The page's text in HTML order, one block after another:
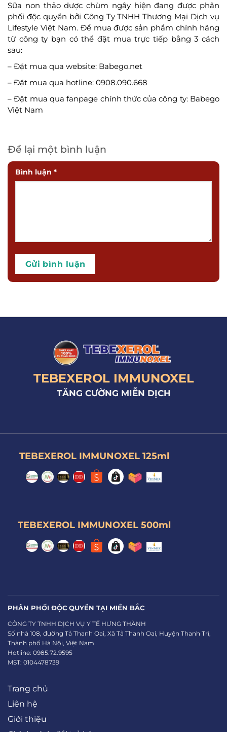
Sữa non thảo dược chùm ngây hiện đang được phân
phối độc quyền bởi Công Ty TNHH Thương Mại Dịch vụ
Lifestyle Việt Nam. Để mua được sản phẩm chính hãng
từ công ty bạn có thể đặt mua trực tiếp bằng 3 cách
sau:
– Đặt mua qua website: Babego.net
– Đặt mua qua hotline: 0908.090.668
– Đặt mua qua fanpage chính thức của công ty: Babego
Việt Nam
Để lại một bình luận
Bình luận *
TEBEXEROL IMMUNOXEL
TĂNG CƯỜNG MIỄN DỊCH
TEBEXEROL IMMUNOXEL 125ml
TEBEXEROL IMMUNOXEL 500ml
PHÂN PHỐI ĐỘC QUYỀN TẠI MIỀN BẮC
CÔNG TY TNHH DỊCH VỤ Y TẾ HƯNG THÀNH
Số nhà 108, đường Tả Thanh Oai, Xã Tả Thanh Oai, Huyện Thanh Trì,
Thành phố Hà Nội, Việt Nam
Hotline: 0985.72.9595
MST: 0104478739
Trang chủ
Liên hệ
Giới thiệu